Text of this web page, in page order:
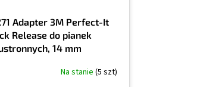
Adapter 3M Perfect-It
Release do pianek
14 mm
Na stanie (5 szt)